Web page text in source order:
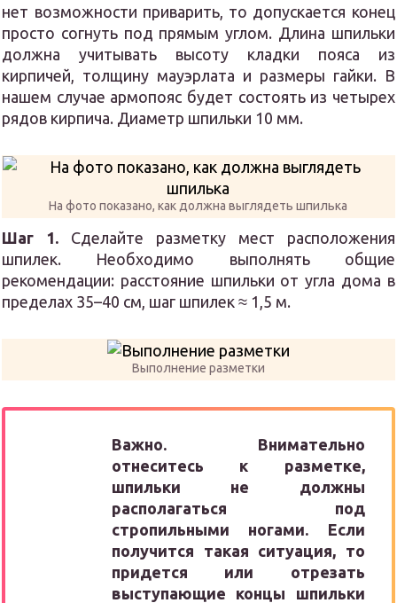
нет возможности приварить, то допускается конец
просто согнуть под прямым углом. Длина шпильки
должна учитывать высоту кладки пояса из
кирпичей, толщину мауэрлата и размеры гайки. В
нашем случае армопояс будет состоять из четырех
рядов кирпича. Диаметр шпильки 10 мм.
На фото показано, как должна выглядеть шпилька
Шаг 1. Сделайте разметку мест расположения
шпилек. Необходимо выполнять общие
рекомендации: расстояние шпильки от угла дома в
пределах 35–40 см, шаг шпилек ≈ 1,5 м.
Выполнение разметки
Важно. Внимательно
отнеситесь к разметке,
шпильки не должны
располагаться под
стропильными ногами. Если
получится такая ситуация, то
придется или отрезать
выступающие концы шпильки